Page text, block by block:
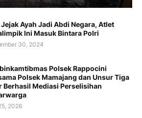
Ayah Jadi Abdi Negara, Atlet
Ini Masuk Bintara Polri
30, 2024
Polsek Rappocini
Polsek Mamajang dan Unsur Tiga
Berhasil Mediasi Perselisihan
2026